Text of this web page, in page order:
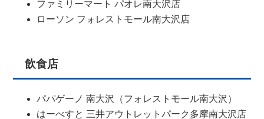
ファミリーマート パオレ南大沢店
ローソン フォレストモール南大沢店
飲食店
パパゲーノ 南大沢（フォレストモール南大沢）
はーべすと 三井アウトレットパーク多摩南大沢店